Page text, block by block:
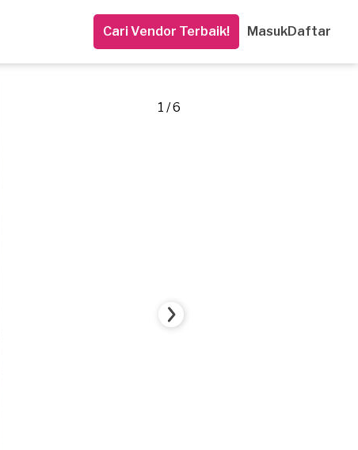
Cari Vendor Terbaik! MasukDaftar
1 / 6